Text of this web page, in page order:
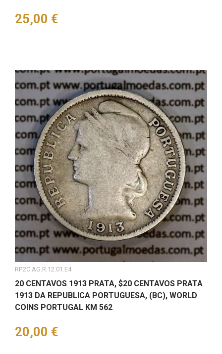
Preço
25,00 €
RP.2C.AG.R.12.01.E4
20 CENTAVOS 1913 PRATA, $20 CENTAVOS PRATA
1913 DA REPUBLICA PORTUGUESA, (BC), WORLD
COINS PORTUGAL KM 562
Preço
20,00 €